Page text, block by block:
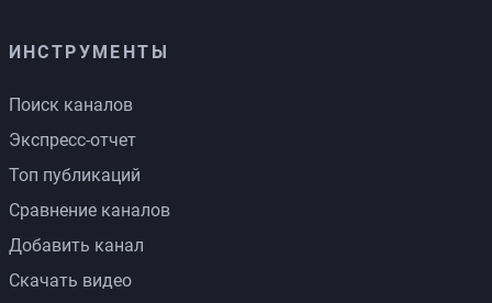
ИНСТРУМЕНТЫ
Поиск каналов
Экспресс-отчет
Топ публикаций
Сравнение каналов
Добавить канал
Скачать видео